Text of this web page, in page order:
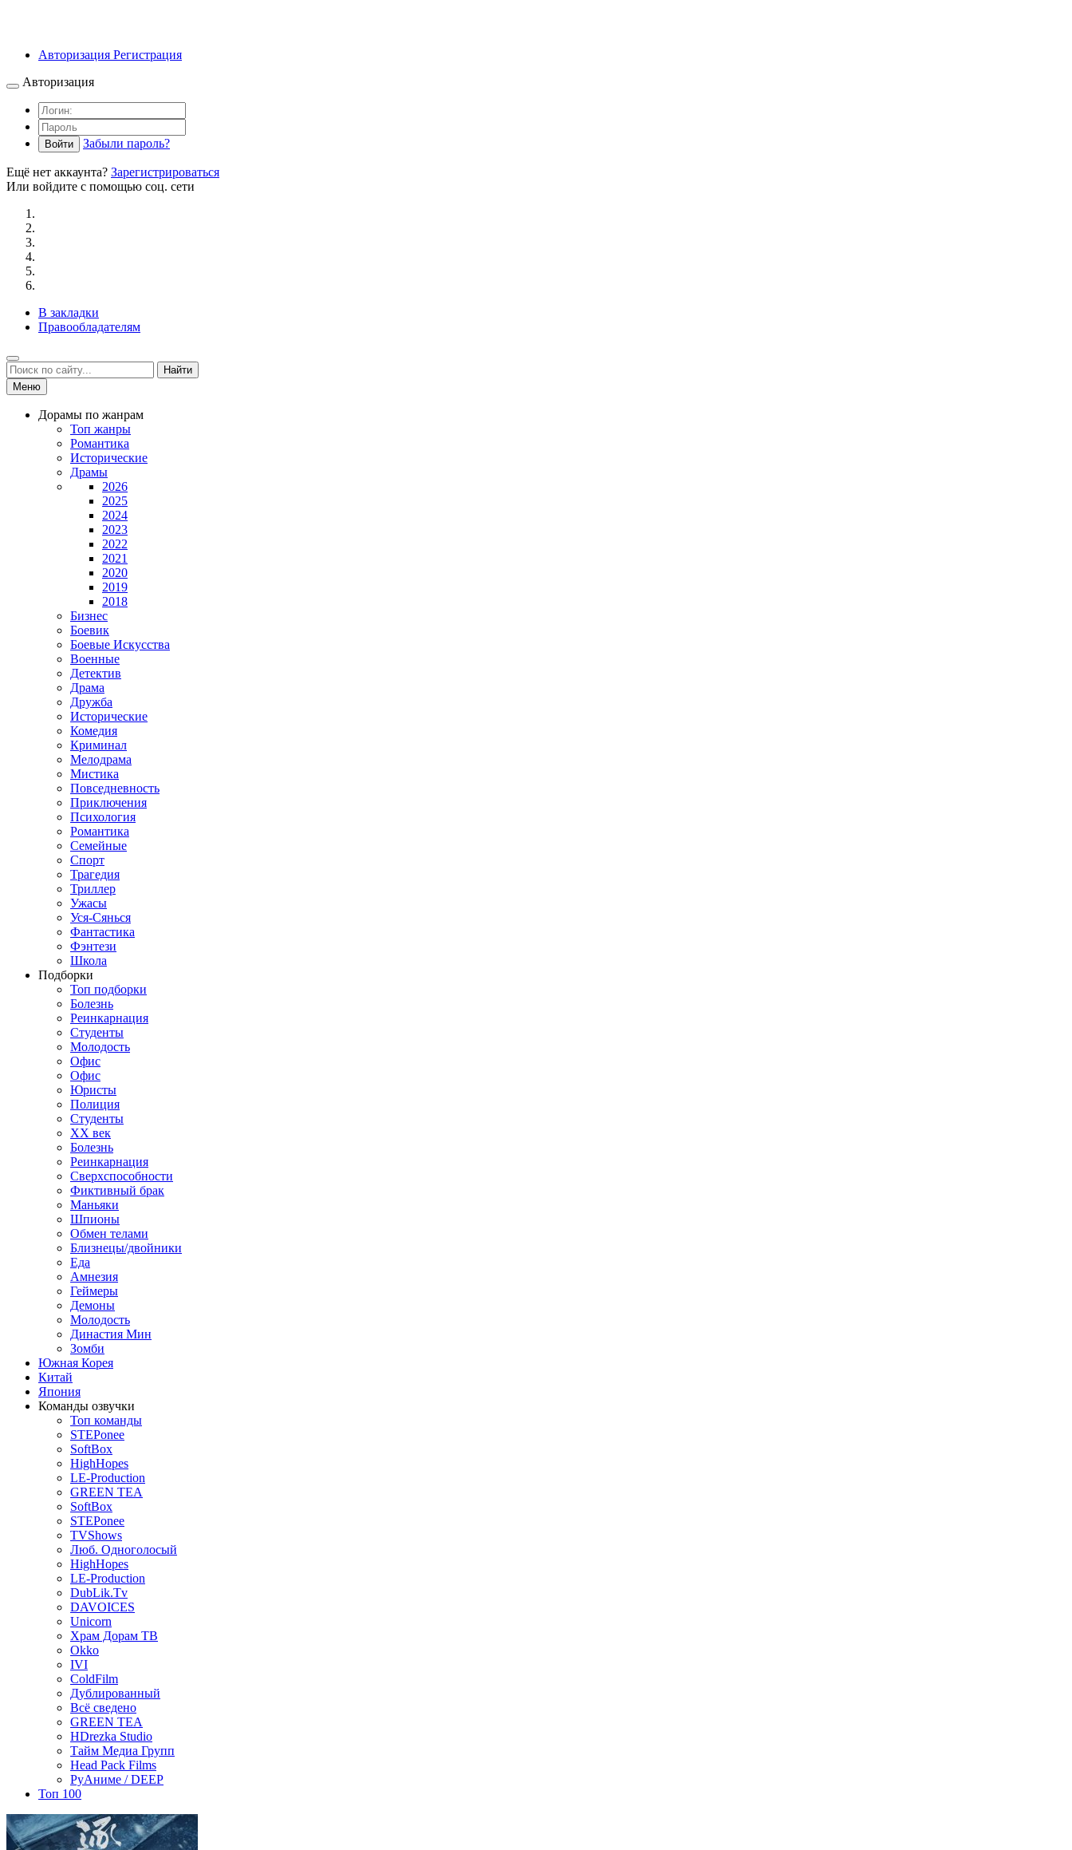
Авторизация Регистрация
Авторизация
Войти Забыли пароль?
Ещё нет аккаунта? Зарегистрироваться
Или войдите с помощью соц. сети
В закладки
Правообладателям
Найти
Меню
Дорамы по жанрам
Топ жанры
Романтика
Исторические
Драмы
2026
2025
2024
2023
2022
2021
2020
2019
2018
Бизнес
Боевик
Боевые Искусства
Военные
Детектив
Драма
Дружба
Исторические
Комедия
Криминал
Мелодрама
Мистика
Повседневность
Приключения
Психология
Романтика
Семейные
Спорт
Трагедия
Триллер
Ужасы
Уся-Сянься
Фантастика
Фэнтези
Школа
Подборки
Топ подборки
Болезнь
Реинкарнация
Студенты
Молодость
Офис
Офис
Юристы
Полиция
Студенты
ХХ век
Болезнь
Реинкарнация
Сверхспособности
Фиктивный брак
Маньяки
Шпионы
Обмен телами
Близнецы/двойники
Еда
Амнезия
Геймеры
Демоны
Молодость
Династия Мин
Зомби
Южная Корея
Китай
Япония
Команды озвучки
Топ команды
STEPonee
SoftBox
HighHopes
LE-Production
GREEN TEA
SoftBox
STEPonee
TVShows
Люб. Одноголосый
HighHopes
LE-Production
DubLik.Tv
DAVOICES
Unicorn
Храм Дорам ТВ
Okko
IVI
ColdFilm
Дублированный
Всё сведено
GREEN TEA
HDrezka Studio
Тайм Медиа Групп
Head Pack Films
РуАниме / DEEP
Топ 100